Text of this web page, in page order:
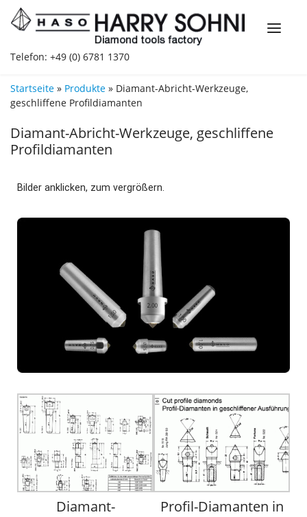
Telefon: +49 (0) 6781 1370
Startseite » Produkte » Diamant-Abricht-Werkzeuge,
geschliffene Profildiamanten
Diamant-Abricht-Werkzeuge, geschliffene
Profildiamanten
Bilder anklicken, zum vergrößern.
Diamant-
Profil-Diamanten in